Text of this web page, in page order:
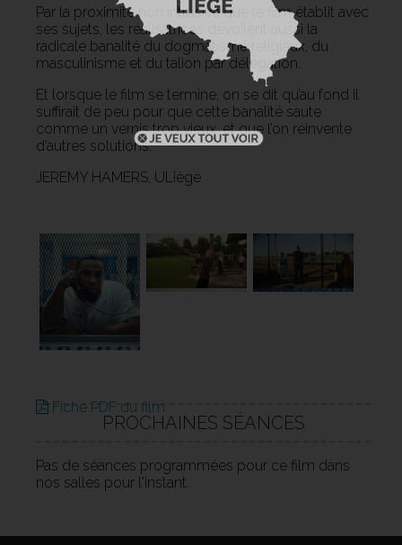
Par la proximité non intrusive que le film établit avec
ses sujets, les réalisatrices dévoilent aussi la
radicale banalité du dogmatisme religieux, du
masculinisme et du talion par délégation.
Et lorsque le film se termine, on se dit qu’au fond il
suffirait de peu pour que cette banalité saute
comme un vernis trop vieux, et que l’on réinvente
d’autres solutions.
JEREMY HAMERS, ULiège
Fiche PDF du film
PROCHAINES SÉANCES
Pas de séances programmées pour ce film dans
nos salles pour l'instant.